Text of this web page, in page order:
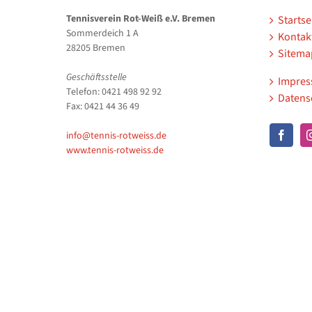
Tennisverein Rot-Weiß e.V. Bremen
Sommerdeich 1 A
28205 Bremen
Geschäftsstelle
Telefon: 0421 498 92 92
Fax: 0421 44 36 49
info@tennis-rotweiss.de
www.tennis-rotweiss.de